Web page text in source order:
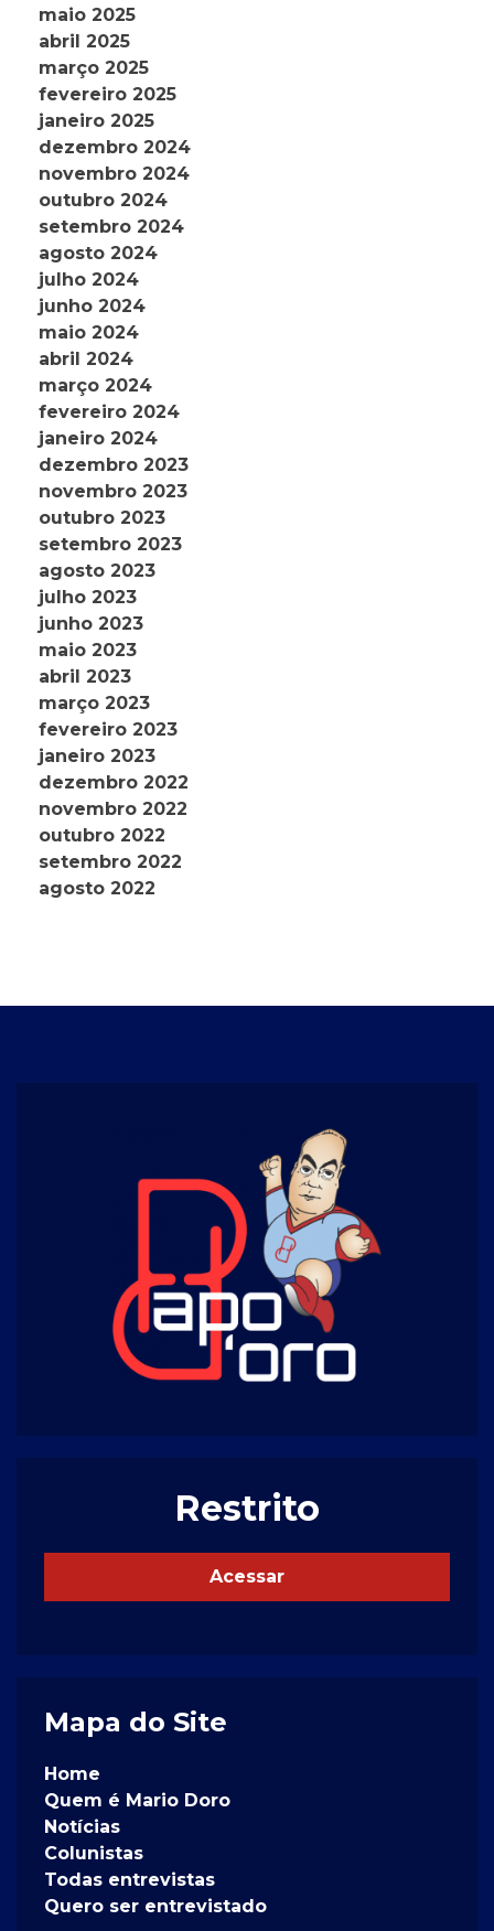
maio 2025
abril 2025
março 2025
fevereiro 2025
janeiro 2025
dezembro 2024
novembro 2024
outubro 2024
setembro 2024
agosto 2024
julho 2024
junho 2024
maio 2024
abril 2024
março 2024
fevereiro 2024
janeiro 2024
dezembro 2023
novembro 2023
outubro 2023
setembro 2023
agosto 2023
julho 2023
junho 2023
maio 2023
abril 2023
março 2023
fevereiro 2023
janeiro 2023
dezembro 2022
novembro 2022
outubro 2022
setembro 2022
agosto 2022
Restrito
Acessar
Mapa do Site
Home
Quem é Mario Doro
Notícias
Colunistas
Todas entrevistas
Quero ser entrevistado